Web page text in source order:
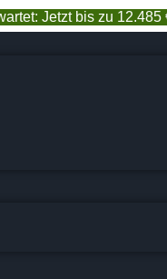
Jetzt bis zu